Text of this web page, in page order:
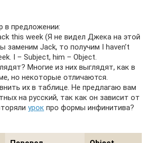
в предложении:
this week (Я не видел Джека на этой
заменим Jack, то получим I haven’t
I – Subject, him – Object.
Многие из них выглядят, как в
но некоторые отличаются.
их в таблице. Не предлагаю вам
на русский, так как он зависит от
урок про формы инфинитива?